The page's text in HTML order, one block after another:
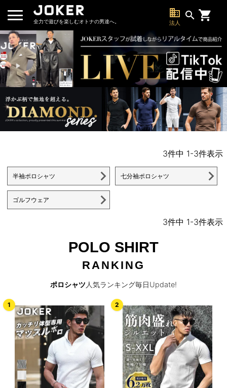
全力で遊びを楽しむオトナの男達へ。
business
法人
search
3件中 1-3件表示
半袖ポロシャツ 七分袖ポロシャツ
ゴルフウェア
3件中 1-3件表示
POLO SHIRT
RANKING
ポロシャツ 人気ランキング毎日Update!